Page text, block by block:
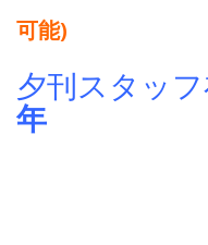
可能)
夕刊スタッ
年